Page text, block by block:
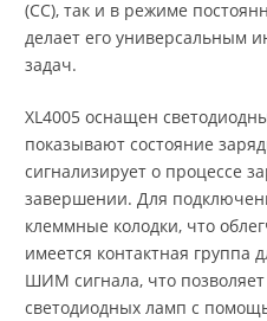
(CC), так и в режиме
делает его универсальным
задач.
XL4005 оснащен
показывают состояние
сигнализирует о процессе
завершении. Для
клеммные колодки, что
имеется контактная
ШИМ сигнала, что позволяет
светодиодных ламп с